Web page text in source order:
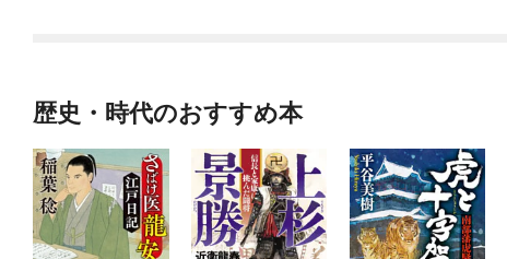
歴史・時代のおすすめ本